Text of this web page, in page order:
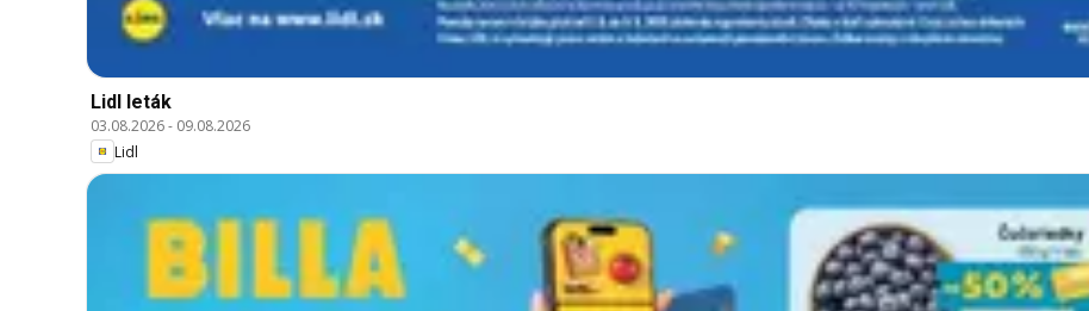
Lidl leták
03.08.2026- 09.08.2026
Lidl